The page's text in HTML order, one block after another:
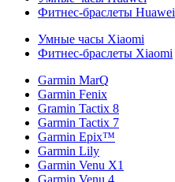
Фитнес-браслеты Huawei
Умные часы Xiaomi
Фитнес-браслеты Xiaomi
Garmin MarQ
Garmin Fenix
Gramin Tactix 8
Garmin Tactix 7
Garmin Epix™
Garmin Lily
Garmin Venu X1
Garmin Venu 4